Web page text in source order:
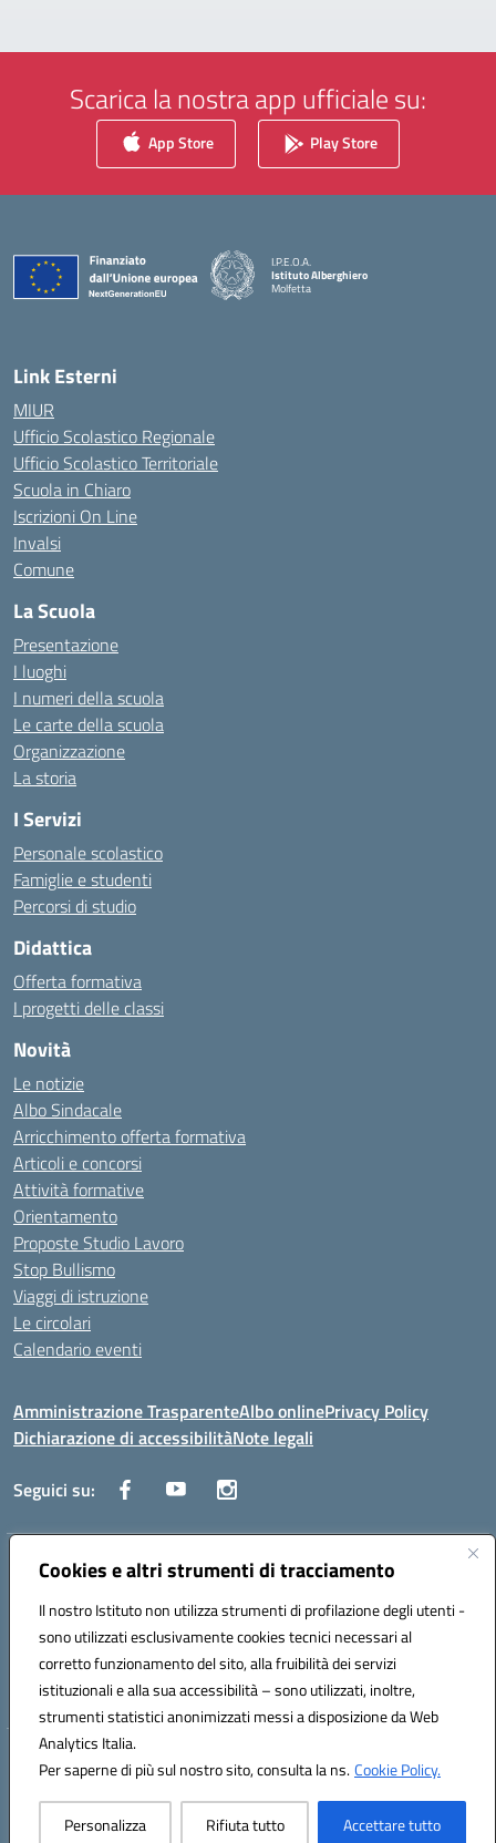
Cookies e altri strumenti di tracciamento
Il nostro Istituto non utilizza strumenti di profilazione degli utenti -
sono utilizzati esclusivamente cookies tecnici necessari al
corretto funzionamento del sito, alla fruibilità dei servizi
istituzionali e alla sua accessibilità – sono utilizzati, inoltre,
strumenti statistici anonimizzati messi a disposizione da Web
Analytics Italia.
Per saperne di più sul nostro sito, consulta la ns.Cookie Policy.
Personalizza Rifiuta tutto Accettare tutto
Scarica la nostra app ufficiale su:
App Store Play Store
I.P.E.O.A.
Istituto Alberghiero
Molfetta
Link Esterni
MIUR
Ufficio Scolastico Regionale
Ufficio Scolastico Territoriale
Scuola in Chiaro
Iscrizioni On Line
Invalsi
Comune
La Scuola
Presentazione
I luoghi
I numeri della scuola
Le carte della scuola
Organizzazione
La storia
I Servizi
Personale scolastico
Famiglie e studenti
Percorsi di studio
Didattica
Offerta formativa
I progetti delle classi
Novità
Le notizie
Albo Sindacale
Arricchimento offerta formativa
Articoli e concorsi
Attività formative
Orientamento
Proposte Studio Lavoro
Stop Bullismo
Viaggi di istruzione
Le circolari
Calendario eventi
Amministrazione TrasparenteAlbo onlinePrivacy Policy
Dichiarazione di accessibilitàNote legali
Seguici su:
Indirizzo:Corso Fornari, 1 - 70056 Molfetta
Posta elettronica certificata (PEC):BARH04000D@pec.istruzione.it
Codice fiscale: 93249230728
Codice meccanografico: BARH04000D
Hosting & Powered by 3D Solution S.r.l.
Concept & Design by Designers Italia